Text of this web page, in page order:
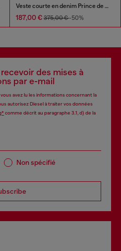
Veste courte en denim Prince de Galles
187,00 € 375,00 €-50%
des mises à
par e-mail
avez lu les informations concernant la
autorisez Diesel à traiter vos données
comme décrit au paragraphe 3.1, d) de la
Non spécifié